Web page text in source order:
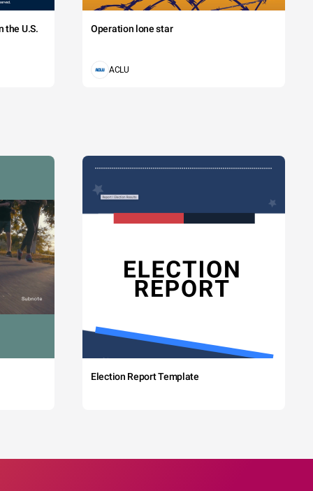
the U.S. Operation lone star
ACLU
Election Report Template